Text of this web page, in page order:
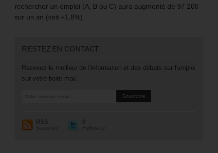
rechercher un emploi (A, B ou C) aura augmenté de 97 200
sur un an (soit +1,8%).
RESTEZ EN CONTACT
Recevez le meilleur de l'information et des débats sur l'emploi
sur votre boite mail.
RSS
Souscrire
0
Followers